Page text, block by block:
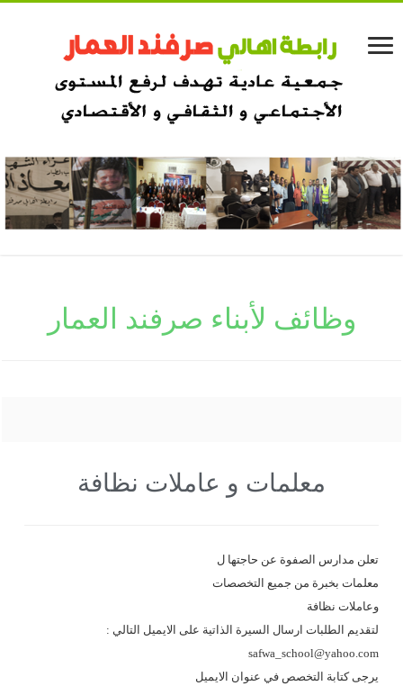
وظائف لأبناء صرفند العمار
معلمات و عاملات نظافة
تعلن مدارس الصفوة عن حاجتها ل
معلمات بخبرة من جميع التخصصات
وعاملات نظافة
لتقديم الطلبات ارسال السيرة الذاتية على الايميل التالي :
safwa_school@yahoo.com
يرجى كتابة التخصص في عنوان الايميل